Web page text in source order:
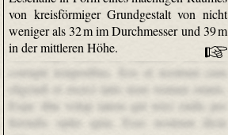
von kreisförmiger Grundgestalt von nicht
weniger als 32 m im Durchmesser und 39 m
in der mittleren Höhe.
Vero culpa autem est explicabo iste cum
corrupti temporibus. Eos et nostrum cum
eligendi et exerci tatio nem veniam omnis.
Expe dita volup tatem qui reici endis per
ferendis optio quia. Esse nostrum dicta